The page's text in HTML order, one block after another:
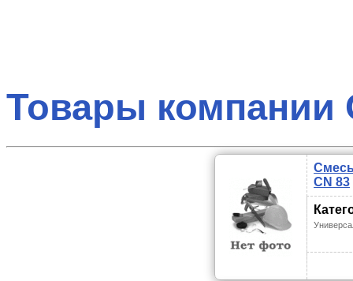
Товары
CN 83